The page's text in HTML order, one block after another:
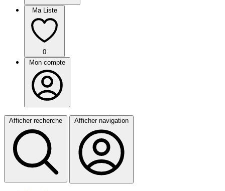
Ma Liste
0
Mon compte
Afficher recherche Afficher navigation